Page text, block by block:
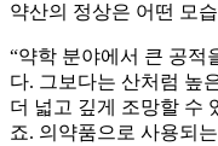
약산의 정상은 어떤 모
“약학 분야에서 큰 공적
다. 그보다는 산처럼 높
더 넓고 깊게 조망할 수
죠. 의약품으로 사용되